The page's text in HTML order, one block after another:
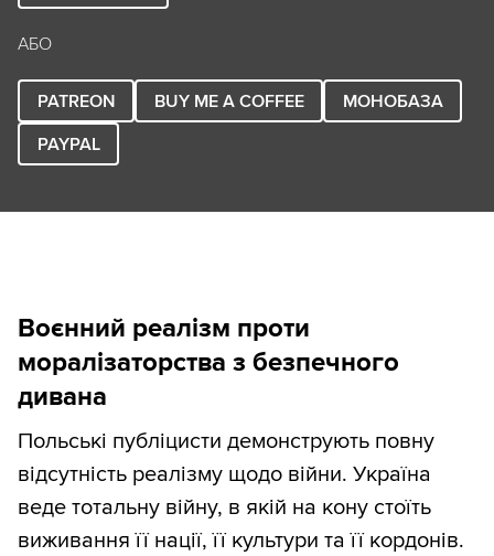
АБО
PATREON BUY ME A COFFEE
МОНОБАЗА
PAYPAL
Воєнний реалізм проти
моралізаторства з безпечного
дивана
Польські публіцисти демонструють повну
відсутність реалізму щодо війни. Україна
веде тотальну війну, в якій на кону стоїть
виживання її нації, її культури та її кордонів.